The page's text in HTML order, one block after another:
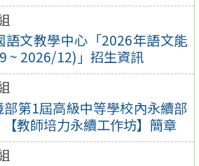
語文教學中心「2026年語文能
~ 2026/12)」招生資訊
第1屆高級中等學校內永續部
教師培力永續工作坊】簡章